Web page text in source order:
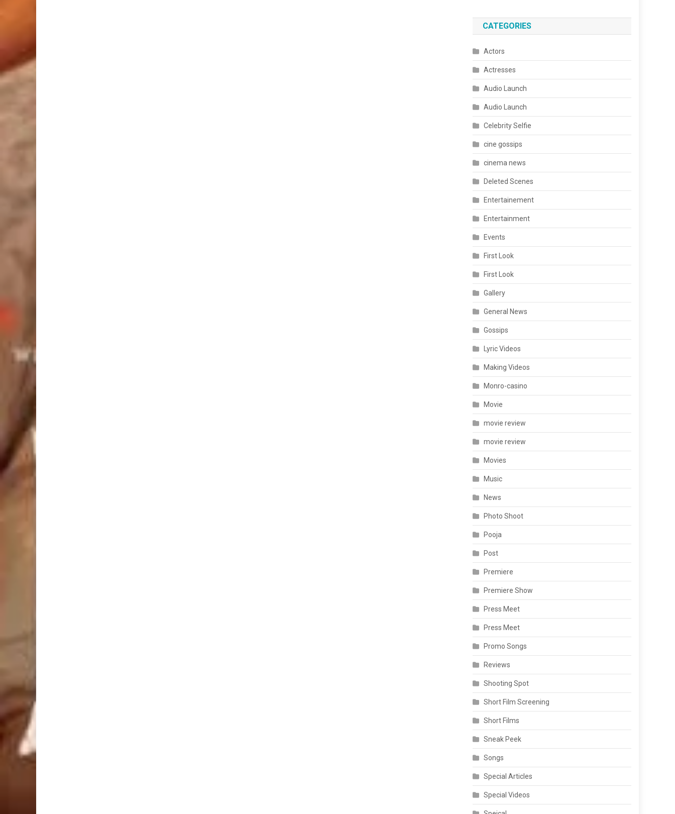
CATEGORIES
Actors
Actresses
Audio Launch
Audio Launch
Celebrity Selfie
cine gossips
cinema news
Deleted Scenes
Entertainement
Entertainment
Events
First Look
First Look
Gallery
General News
Gossips
Lyric Videos
Making Videos
Monro-casino
Movie
movie review
movie review
Movies
Music
News
Photo Shoot
Pooja
Post
Premiere
Premiere Show
Press Meet
Press Meet
Promo Songs
Reviews
Shooting Spot
Short Film Screening
Short Films
Sneak Peek
Songs
Special Articles
Special Videos